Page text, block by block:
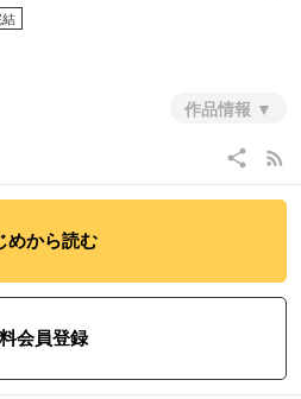
けまくる鈍感JKが誰が好きかに気付
#GL・百合
ます
作品情報
share rss_feed
めから読む
会員登録